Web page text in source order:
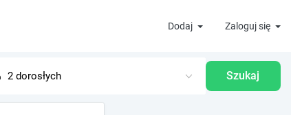
Dodaj Zaloguj się
Szukaj